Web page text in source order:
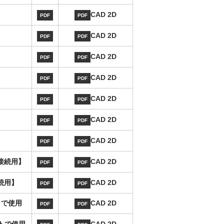
PDF PDF CAD 2D
PDF PDF CAD 2D
PDF PDF CAD 2D
PDF PDF CAD 2D
PDF PDF CAD 2D
PDF PDF CAD 2D
PDF PDF CAD 2D
用】 PDF PDF CAD 2D
】 PDF PDF CAD 2D
使用 PDF PDF CAD 2D